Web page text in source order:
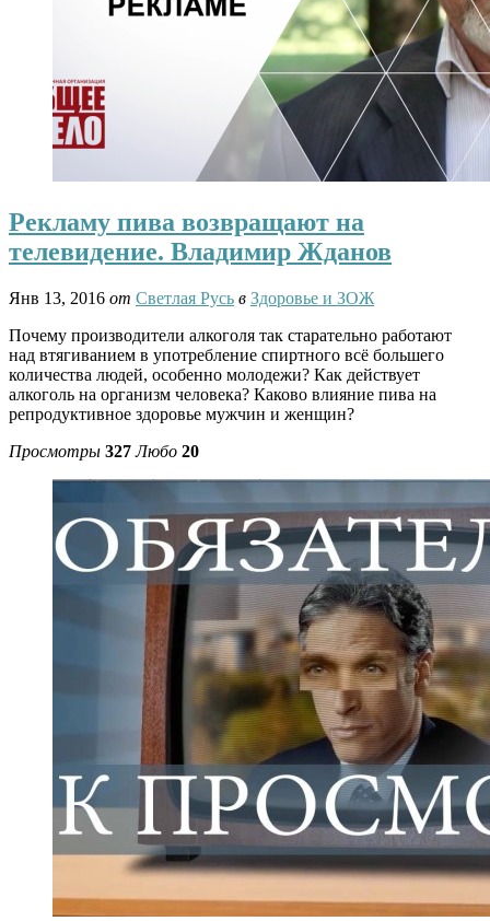
Рекламу пива возвращают на
телевидение. Владимир Жданов
Янв 13, 2016 от Светлая Русь в Здоровье и ЗОЖ
Почему производители алкоголя так старательно работают
над втягиванием в употребление спиртного всё большего
количества людей, особенно молодежи? Как действует
алкоголь на организм человека? Каково влияние пива на
репродуктивное здоровье мужчин и женщин?
Просмотры 327 Любо 20